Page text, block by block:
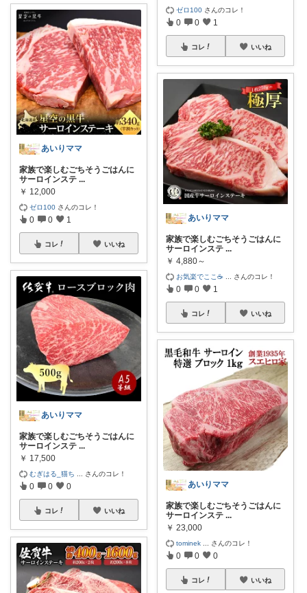
あいりママ
家族で楽しむごちそうごはんに
サーロインステ ...
￥ 12,000
ゼロ100 さんのコレ！
0 0 1
コレ いいね
あいりママ
家族で楽しむごちそうごはんに
サーロインステ ...
￥ 17,500
むぎはる_猫ち さんのコレ！
0 0 0
コレ いいね
ゼロ100 さんのコレ！
0 0 1
コレ いいね
あいりママ
家族で楽しむごちそうごはんに
サーロインステ ...
￥ 4,880～
お気楽でここ☕ さんのコレ！
0 0 1
コレ いいね
あいりママ
家族で楽しむごちそうごはんに
サーロインステ ...
￥ 23,000
tominek さんのコレ！
0 0 0
コレ いいね